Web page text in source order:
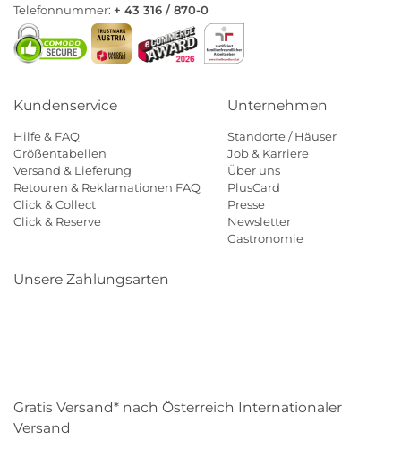
Telefonnummer: + 43 316 / 870-0
Kundenservice
Hilfe & FAQ
Größentabellen
Versand & Lieferung
Retouren & Reklamationen FAQ
Click & Collect
Click & Reserve
Unternehmen
Standorte / Häuser
Job & Karriere
Über uns
PlusCard
Presse
Newsletter
Gastronomie
Unsere Zahlungsarten
Gratis Versand* nach Österreich Internationaler
Versand